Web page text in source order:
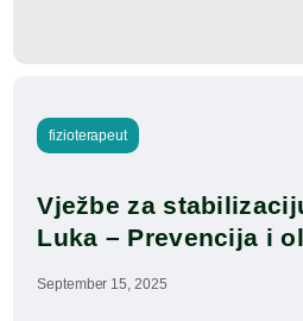
fizioterapeut
Vježbe za
Luka – Prevencija i
September 15, 2025